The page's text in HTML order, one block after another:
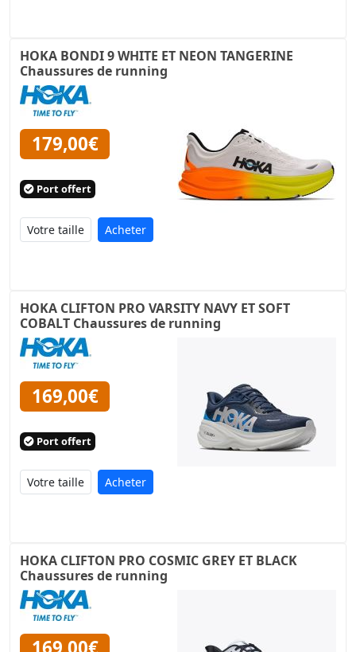
HOKA BONDI 9 WHITE ET NEON TANGERINE
Chaussures de running
179,00€
Port offert
Acheter
HOKA CLIFTON PRO VARSITY NAVY ET SOFT
COBALT Chaussures de running
169,00€
Port offert
Acheter
HOKA CLIFTON PRO COSMIC GREY ET BLACK
Chaussures de running